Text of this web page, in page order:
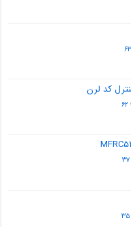
۶۳
کد لرن
۶۲
۳۷
۳۵